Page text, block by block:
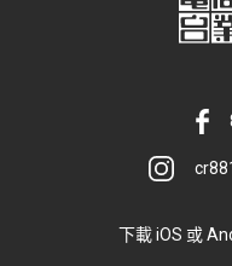
下載 iOS 或